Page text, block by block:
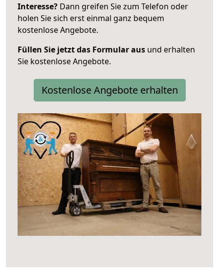
Interesse? Dann greifen Sie zum Telefon oder
holen Sie sich erst einmal ganz bequem
kostenlose Angebote.
Füllen Sie jetzt das Formular aus und erhalten
Sie kostenlose Angebote.
Kostenlose Angebote erhalten